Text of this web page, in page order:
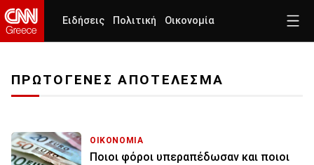
Ειδήσεις Πολιτική Οικονομία
ΠΡΩΤΟΓΕΝΕΣ ΑΠΟΤΕΛΕΣΜΑ
ΟΙΚΟΝΟΜΙΑ
Ποιοι φόροι υπεραπέδωσαν και ποιοι